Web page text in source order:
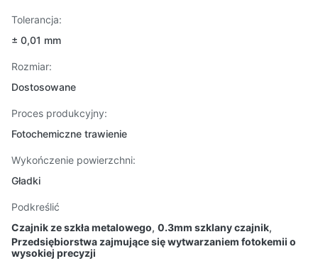
Tolerancja:
± 0,01 mm
Rozmiar:
Dostosowane
Proces produkcyjny:
Fotochemiczne trawienie
Wykończenie powierzchni:
Gładki
Podkreślić
Czajnik ze szkła metalowego, 0.3mm szklany czajnik,
Przedsiębiorstwa zajmujące się wytwarzaniem fotokemii o
wysokiej precyzji